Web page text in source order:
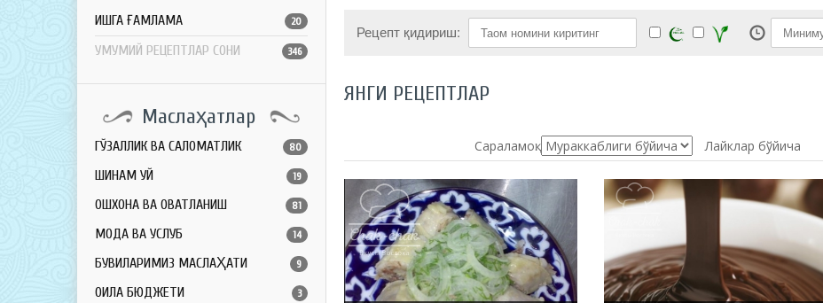
ҚИШГА ҒАМЛАМА 20
УМУМИЙ РЕЦЕПТЛАР СОНИ 346
Маслаҳатлар
ГЎЗАЛЛИК ВА САЛОМАТЛИК 80
ШИНАМ УЙ 19
ОШХОНА ВА ОВҚАТЛАНИШ 81
МОДА ВА УСЛУБ 14
БУВИЛАРИМИЗ МАСЛАҲАТИ 9
ОИЛА БЮДЖЕТИ 3
Рецепт қидириш:
ЯНГИ РЕЦЕПТЛАР
Сараламоқ: Лайклар бўйича